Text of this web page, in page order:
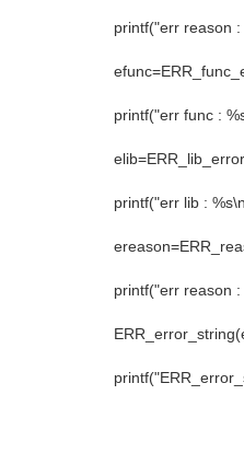
printf("err reason :
printf("err func :
printf("err lib :
printf("err reason :